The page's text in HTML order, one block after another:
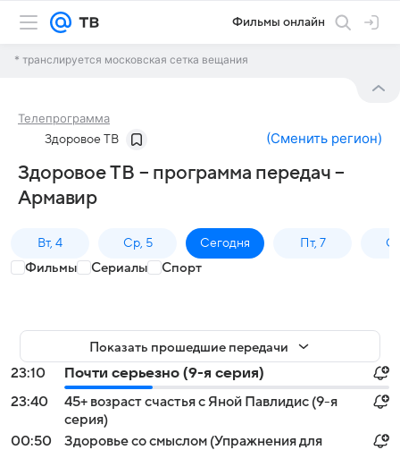
Фильмы онлайн
* транслируется московская сетка вещания
Телепрограмма
Здоровое ТВ (Сменить регион)
Здоровое ТВ – программа передач –
Армавир
Вт, 4 Ср, 5 Сегодня Пт, 7
Фильмы Сериалы Спорт
Показать прошедшие передачи
23:10
Почти серьезно (9-я серия)
23:40
45+ возраст счастья с Яной Павлидис (9-я
серия)
00:50
Здоровье со смыслом (Упражнения для